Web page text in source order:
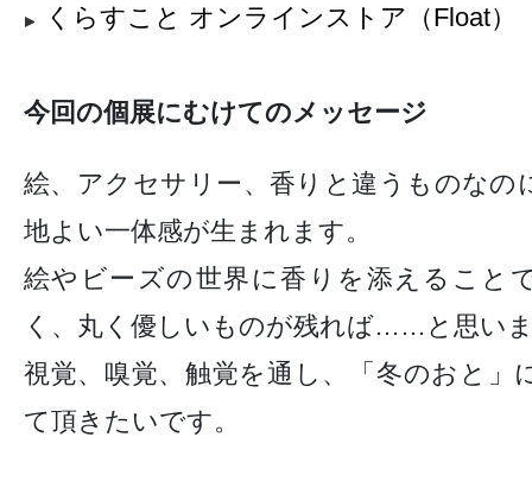
くらすこと オンラインストア（Float）
今回の個展にむけてのメッセージ
絵、アクセサリー、香りと違うものなの
地よい一体感が生まれます。
絵やビーズの世界に香りを添えること
く、丸く優しいものが残れば……と思い
視覚、嗅覚、触覚を通し、「冬のおと」
て頂きたいです。